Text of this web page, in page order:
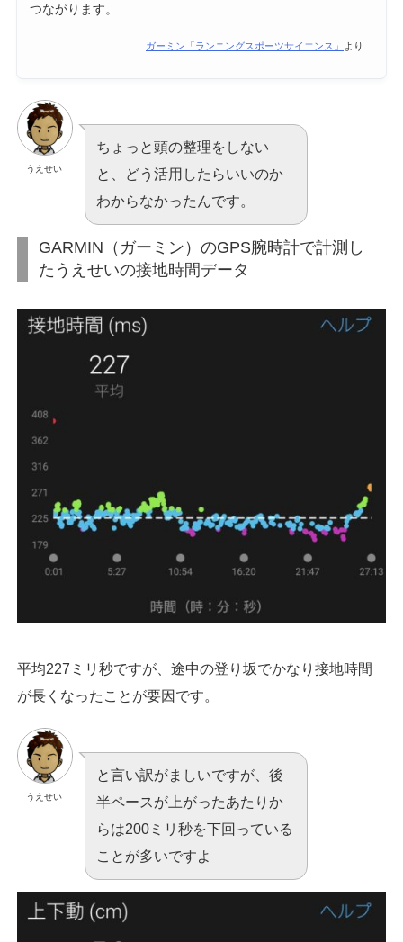
つながります。
ガーミン「ランニングスポーツサイエンス」 より
うえせい
ちょっと頭の整理をしない
と、どう活用したらいいのか
わからなかったんです。
GARMIN（ガーミン）のGPS腕時計で計測し
たうえせいの接地時間データ
平均227ミリ秒ですが、途中の登り坂でかなり接地時間
が長くなったことが要因です。
うえせい
と言い訳がましいですが、後
半ペースが上がったあたりか
らは200ミリ秒を下回っている
ことが多いですよ